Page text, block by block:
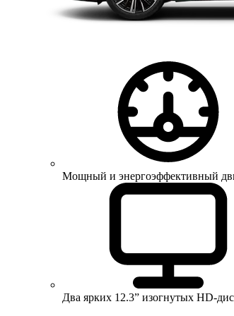
Мощный и энергоэффективный
Два ярких 12.3” изогнутых HD-